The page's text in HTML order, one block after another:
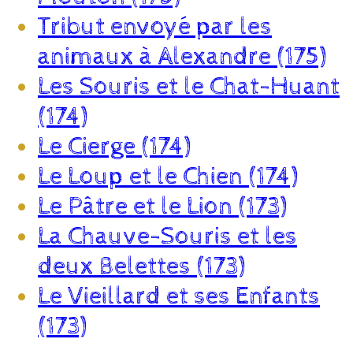
Tribut envoyé par les
animaux à Alexandre (175)
Les Souris et le Chat-Huant
(174)
Le Cierge (174)
Le Loup et le Chien (174)
Le Pâtre et le Lion (173)
La Chauve-Souris et les
deux Belettes (173)
Le Vieillard et ses Enfants
(173)